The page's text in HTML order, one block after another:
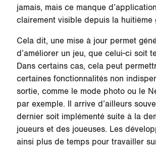
jamais, mais ce manque
clairement visible depuis la huitième
Cela dit, une mise à jour permet
d’améliorer un jeu, que celui-ci soit
Dans certains cas, cela peut
certaines fonctionnalités non
sortie, comme le mode photo ou le
par exemple. Il arrive d’ailleurs
dernier soit implémenté suite à la
joueurs et des joueuses. Les
ainsi plus de temps pour travailler